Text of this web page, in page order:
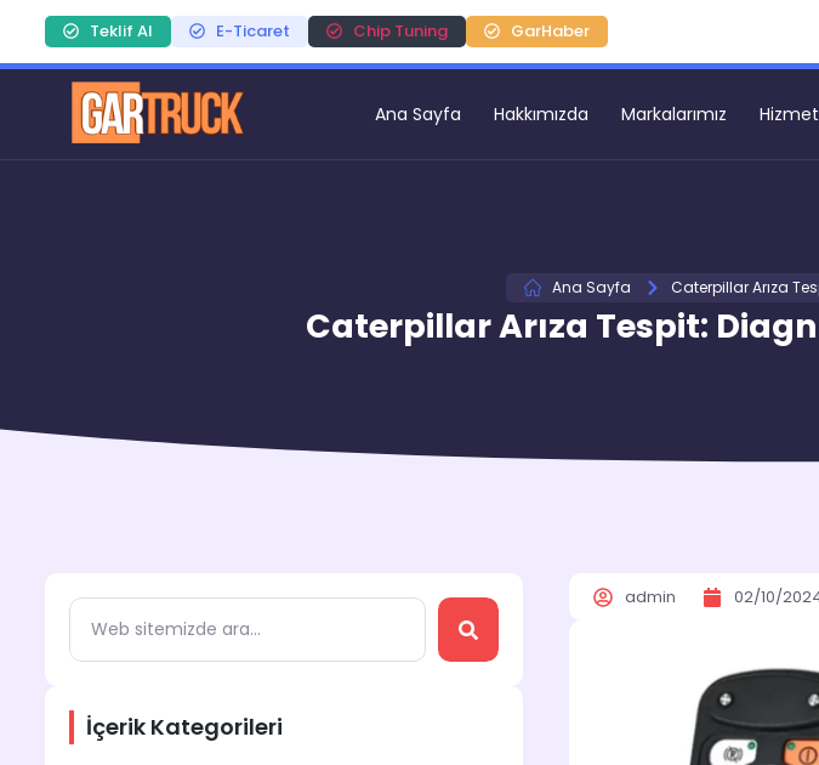
Teklif Al E-Ticaret Chip Tuning GarHaber
Ana Sayfa Hakkımızda Markalarımız
Ana Sayfa Caterpillar Arıza
Caterpillar Arıza Tespit:
İçerik Kategorileri
admin 02/10/